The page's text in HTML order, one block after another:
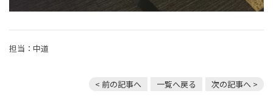
担当：中道
< 前の記事へ 一覧へ戻る 次の記事へ >